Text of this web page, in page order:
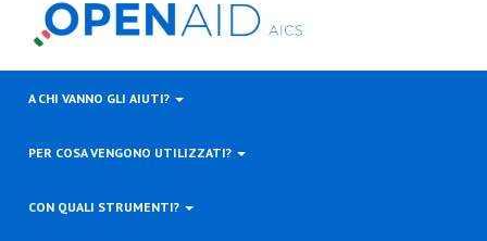
A CHI VANNO GLI AIUTI?
PER COSA VENGONO UTILIZZATI?
CON QUALI STRUMENTI?